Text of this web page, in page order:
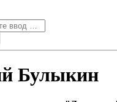
Булыкин